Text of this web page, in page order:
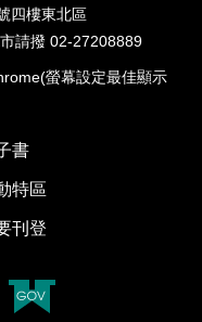
四樓東北區
請撥 02-27208889
螢幕設定最佳顯示
書
特區
刊登